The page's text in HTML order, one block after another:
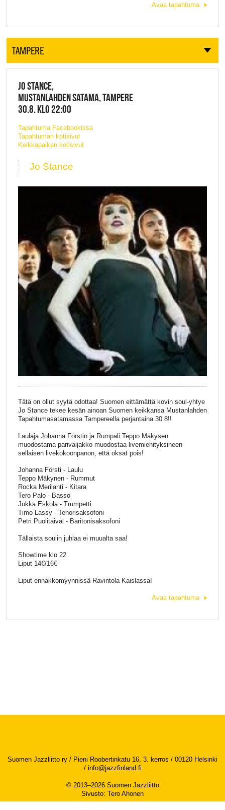
Avaa tapahtuma
TAMPERE
JO STANCE,
MUSTANLAHDEN SATAMA, TAMPERE
30.8. KLO 22:00
Tapahtuma Facebookissa
Tapahtuman kotisivut
Keikkapaikan kotisivut
Jo Stance
Tätä on ollut syytä odottaa! Suomen eittämättä kovin soul-yhtye
Jo Stance tekee kesän ainoan Suomen keikkansa Mustanlahden
Tapahtumasatamassa Tampereella perjantaina 30.8!!
Laulaja Johanna Förstin ja Rumpali Teppo Mäkysen
muodostama parivaljakko muodostaa livemiehityksineen
sellaisen livekokoonpanon, että oksat pois!
Johanna Försti - Laulu
Teppo Mäkynen - Rummut
Rocka Merilahti - Kitara
Tero Palo - Basso
Jukka Eskola - Trumpetti
Timo Lassy - Tenorisaksofoni
Petri Puolitaival - Baritonisaksofoni
Tällaista soulin juhlaa ei muualta saa!
Showtime klo 22
Liput 14€/16€
Liput ennakkomyynnissä Ravintola Kaislassa!
Avaa tapahtuma
Suomen Jazzliitto ry / Pieni Roobertinkatu 16, 3. kerros / 00120 Helsinki
/ info@jazzfinland.fi
© 2013–2026 Suomen Jazzliitto
Sivusto: Tero Ahonen